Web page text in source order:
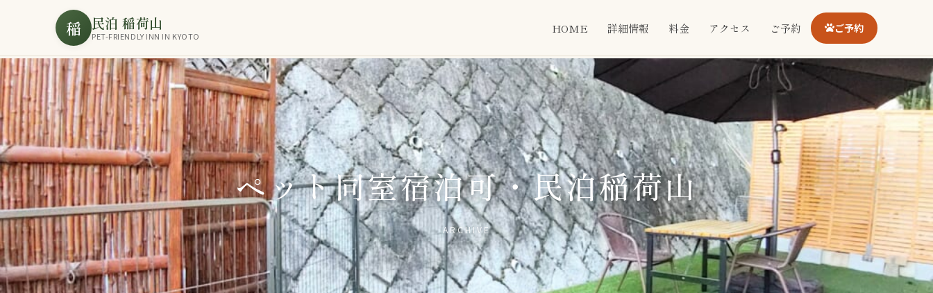
稲 民泊 稲荷山
PET-FRIENDLY INN IN KYOTO
HOME 詳細情報 料金 アクセス ご予約 ご予約
ペット同室宿泊可・民泊稲荷山
ARCHIVE